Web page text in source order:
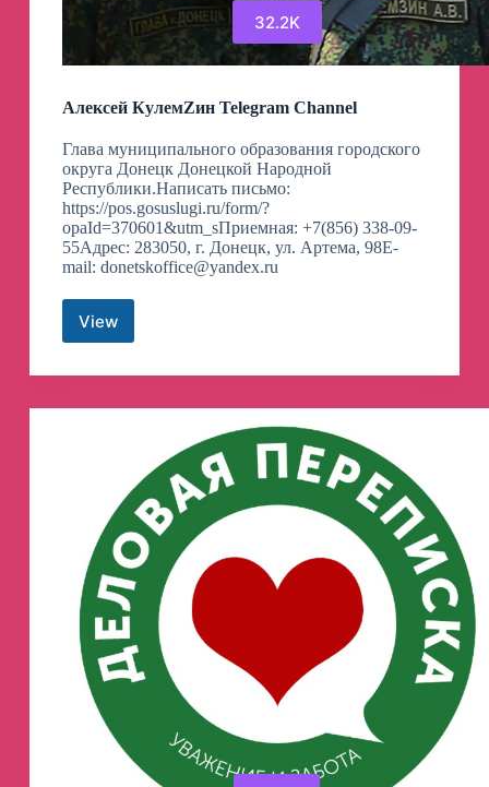
32.2K
Алексей КулемZин Telegram Channel
Глава муниципального образования городского
округа Донецк Донецкой Народной
Республики.Написать письмо:
https://pos.gosuslugi.ru/form/?
opaId=370601&utm_sПриемная: +7(856) 338-09-
55Адрес: 283050, г. Донецк, ул. Артема, 98E-
mail: donetskoffice@yandex.ru
ViewАлексей
Telegram